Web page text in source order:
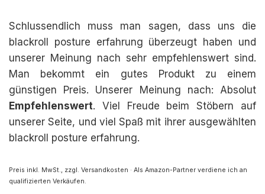
Schlussendlich muss man sagen, dass uns die
blackroll posture erfahrung überzeugt haben und
unserer Meinung nach sehr empfehlenswert sind.
Man bekommt ein gutes Produkt zu einem
günstigen Preis. Unserer Meinung nach: Absolut
Empfehlenswert. Viel Freude beim Stöbern auf
unserer Seite, und viel Spaß mit ihrer ausgewählten
blackroll posture erfahrung.
Preis inkl. MwSt., zzgl. Versandkosten · Als Amazon-Partner verdiene ich an
qualifizierten Verkäufen.